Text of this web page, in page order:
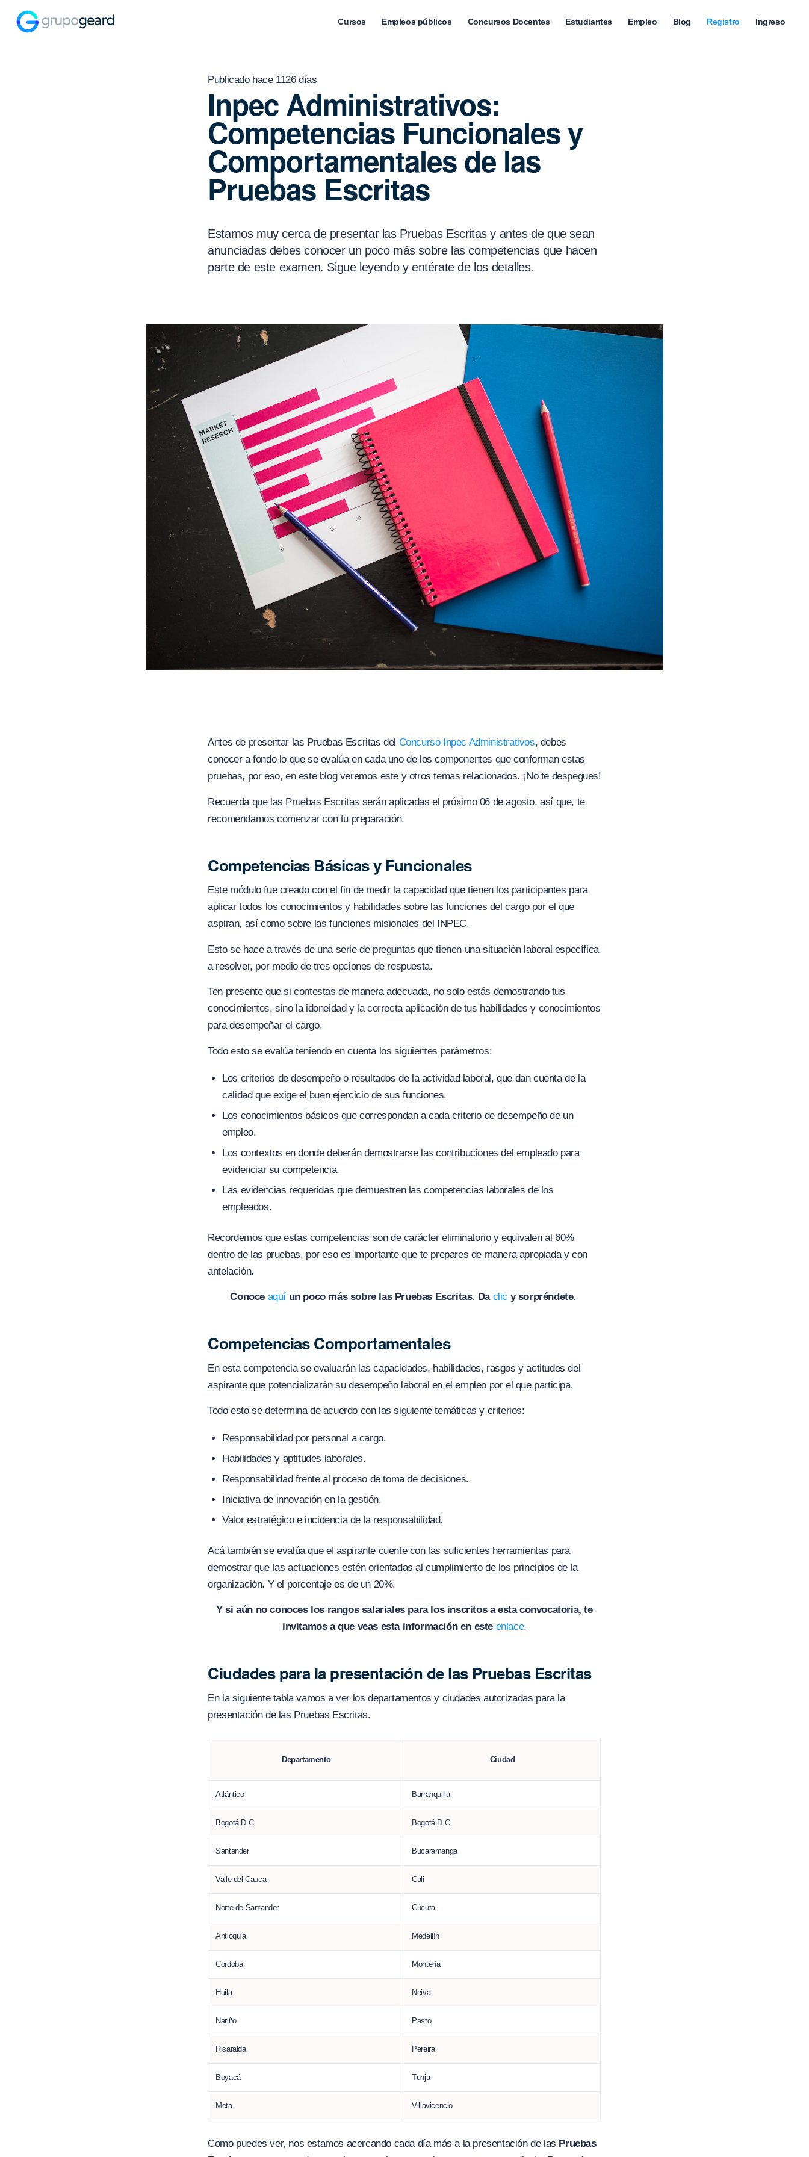
Cursos Empleos públicos Concursos Docentes Estudiantes Empleo Blog Registro Ingreso
Publicado hace 1126 días
Inpec Administrativos:
Competencias Funcionales y
Comportamentales de las
Pruebas Escritas
Estamos muy cerca de presentar las Pruebas Escritas y antes de que sean
anunciadas debes conocer un poco más sobre las competencias que hacen
parte de este examen. Sigue leyendo y entérate de los detalles.
Antes de presentar las Pruebas Escritas del Concurso Inpec Administrativos, debes
conocer a fondo lo que se evalúa en cada uno de los componentes que conforman estas
pruebas, por eso, en este blog veremos este y otros temas relacionados. ¡No te despegues!
Recuerda que las Pruebas Escritas serán aplicadas el próximo 06 de agosto, así que, te
recomendamos comenzar con tu preparación.
Competencias Básicas y Funcionales
Este módulo fue creado con el fin de medir la capacidad que tienen los participantes para
aplicar todos los conocimientos y habilidades sobre las funciones del cargo por el que
aspiran, así como sobre las funciones misionales del INPEC.
Esto se hace a través de una serie de preguntas que tienen una situación laboral específica
a resolver, por medio de tres opciones de respuesta.
Ten presente que si contestas de manera adecuada, no solo estás demostrando tus
conocimientos, sino la idoneidad y la correcta aplicación de tus habilidades y conocimientos
para desempeñar el cargo.
Todo esto se evalúa teniendo en cuenta los siguientes parámetros:
Los criterios de desempeño o resultados de la actividad laboral, que dan cuenta de la
calidad que exige el buen ejercicio de sus funciones.
Los conocimientos básicos que correspondan a cada criterio de desempeño de un
empleo.
Los contextos en donde deberán demostrarse las contribuciones del empleado para
evidenciar su competencia.
Las evidencias requeridas que demuestren las competencias laborales de los
empleados.
Recordemos que estas competencias son de carácter eliminatorio y equivalen al 60%
dentro de las pruebas, por eso es importante que te prepares de manera apropiada y con
antelación.
Conoce aquí un poco más sobre las Pruebas Escritas. Da clic y sorpréndete.
Competencias Comportamentales
En esta competencia se evaluarán las capacidades, habilidades, rasgos y actitudes del
aspirante que potencializarán su desempeño laboral en el empleo por el que participa.
Todo esto se determina de acuerdo con las siguiente temáticas y criterios:
Responsabilidad por personal a cargo.
Habilidades y aptitudes laborales.
Responsabilidad frente al proceso de toma de decisiones.
Iniciativa de innovación en la gestión.
Valor estratégico e incidencia de la responsabilidad.
Acá también se evalúa que el aspirante cuente con las suficientes herramientas para
demostrar que las actuaciones estén orientadas al cumplimiento de los principios de la
organización. Y el porcentaje es de un 20%.
Y si aún no conoces los rangos salariales para los inscritos a esta convocatoria, te
invitamos a que veas esta información en este enlace.
Ciudades para la presentación de las Pruebas Escritas
En la siguiente tabla vamos a ver los departamentos y ciudades autorizadas para la
presentación de las Pruebas Escritas.
Departamento Ciudad
Atlántico Barranquilla
Bogotá D.C. Bogotá D.C.
Santander Bucaramanga
Valle del Cauca Cali
Norte de Santander Cúcuta
Antioquia Medellín
Córdoba Montería
Huila Neiva
Nariño Pasto
Risaralda Pereira
Boyacá Tunja
Meta Villavicencio
Como puedes ver, nos estamos acercando cada día más a la presentación de las Pruebas